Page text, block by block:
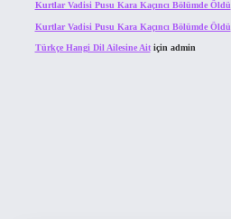
Kurtlar Vadisi Pusu Kara Kaçıncı Bölümde Öldü
Kurtlar Vadisi Pusu Kara Kaçıncı Bölümde Öldü
Türkçe Hangi Dil Ailesine Aitiçin admin